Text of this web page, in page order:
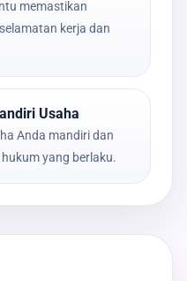
memastikan
kerja dan
Usaha
Anda mandiri dan
yang berlaku.